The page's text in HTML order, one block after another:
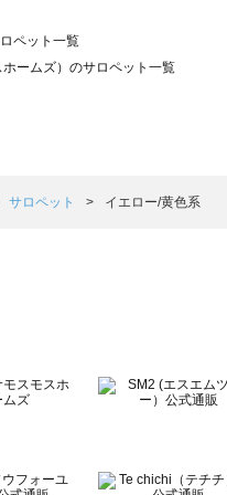
ペット一覧
ームズ）のサロペット一覧
マンサモスモス）のサロペット一覧
ーゴム）のサロペット一覧
ペット一覧
覧
サロペット イエロー/黄色系